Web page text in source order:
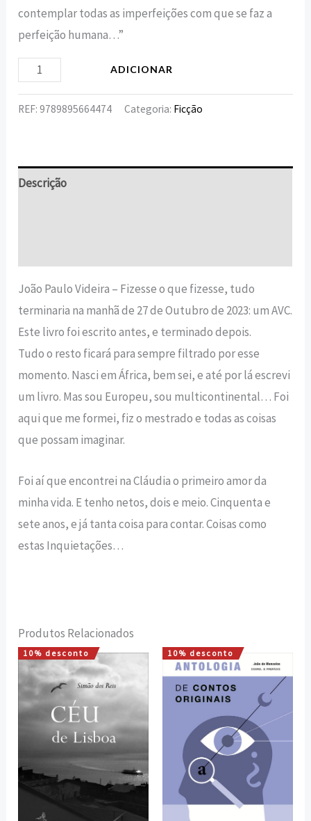
contemplar todas as imperfeições com que se faz a
perfeição humana…”
ADICIONAR
REF:9789895664474 Categoria: Ficção
Descrição
João Paulo Videira – Fizesse o que fizesse, tudo
terminaria na manhã de 27 de Outubro de 2023: um AVC.
Este livro foi escrito antes, e terminado depois.
Tudo o resto ficará para sempre filtrado por esse
momento. Nasci em África, bem sei, e até por lá escrevi
um livro. Mas sou Europeu, sou multicontinental… Foi
aqui que me formei, fiz o mestrado e todas as coisas
que possam imaginar.
Foi aí que encontrei na Cláudia o primeiro amor da
minha vida. E tenho netos, dois e meio. Cinquenta e
sete anos, e já tanta coisa para contar. Coisas como
estas Inquietações…
Produtos Relacionados
10% desconto
O
preço
original
12,00 €.
O
preço
atual
é:
10,80 €.
10% desconto
O
preço
original
era:
O
preço
atual
é:
13,50 €.